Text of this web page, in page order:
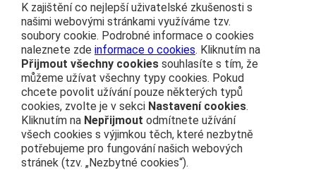
Centrála
Čím se řídíme
Ochrana osobních údajů
Prohlášení o přístupnosti
Zásady používání cookies
Nastavení cookies
K zajištění co nejlepší uživatelské zkušenosti s
našimi webovými stránkami využíváme tzv.
soubory cookie. Podrobné informace o cookies
naleznete zde informace o cookies. Kliknutím na
Přijmout všechny cookies souhlasíte s tím, že
můžeme užívat všechny typy cookies. Pokud
chcete povolit užívání pouze některých typů
cookies, zvolte je v sekci Nastavení cookies.
Kliknutím na Nepřijmout odmítnete užívání
všech cookies s výjimkou těch, které nezbytně
potřebujeme pro fungování našich webových
stránek (tzv. „Nezbytné cookies“).